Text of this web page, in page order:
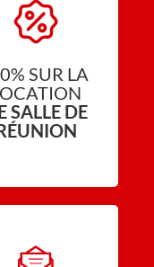
SUR LA
SALLE DE